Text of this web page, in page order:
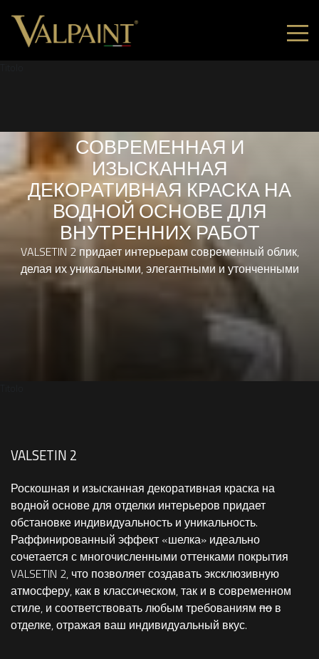
СОВРЕМЕННАЯ И
ИЗЫСКАННАЯ
ДЕКОРАТИВНАЯ КРАСКА НА
ВОДНОЙ ОСНОВЕ ДЛЯ
ВНУТРЕННИХ РАБОТ
VALSETIN 2 придает интерьерам современный облик,
делая их уникальными, элегантными и утонченными
VALSETIN 2
Роскошная и изысканная декоративная краска на
водной основе для отделки интерьеров придает
обстановке индивидуальность и уникальность.
Раффинированный эффект «шелка» идеально
сочетается с многочисленными оттенками покрытия
VALSETIN 2, что позволяет создавать эксклюзивную
атмосферу, как в классическом, так и в современном
стиле, и соответствовать любым требованиям по в
отделке, отражая ваш индивидуальный вкус.